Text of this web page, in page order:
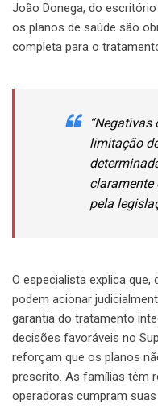
João Donega, do
os planos de saúde são
completa para o
“Negativas
limitação
claramente
pela
O especialista explica que,
podem acionar
garantia do tratamento
decisões favoráveis no
reforçam que os planos
prescrito. As famílias têm
operadoras cumpram